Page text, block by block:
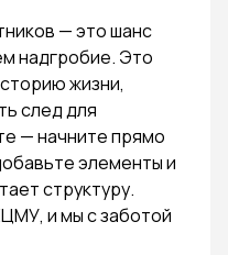
— это шанс
надгробие. Это
жизни,
след для
— начните прямо
элементы и
структуру.
и мы с заботой